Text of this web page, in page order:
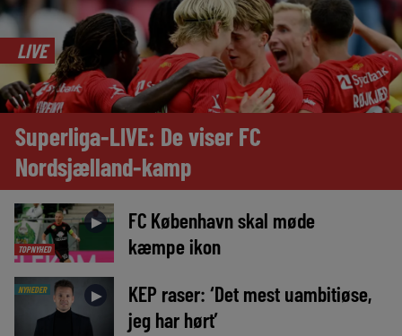
LIVE
Superliga-LIVE: De viser FC
Nordsjælland-kamp
TOPNYHED
►
FC København skal møde
kæmpe ikon
NYHEDER ►
KEP raser: ‘Det mest uambitiøse,
jeg har hørt’